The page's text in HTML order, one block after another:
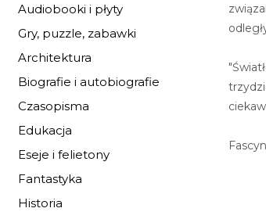
Audiobooki i płyty
Gry, puzzle, zabawki
Architektura
Biografie i autobiografie
Czasopisma
Edukacja
Eseje i felietony
Fantastyka
Historia